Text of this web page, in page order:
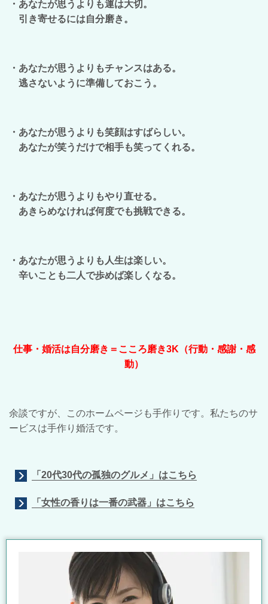
・あなたが思うよりも運は大切。
引き寄せるには自分磨き。
・あなたが思うよりもチャンスはある。
逃さないように準備しておこう。
・あなたが思うよりも笑顔はすばらしい。
あなたが笑うだけで相手も笑ってくれる。
・あなたが思うよりもやり直せる。
あきらめなければ何度でも挑戦できる。
・あなたが思うよりも人生は楽しい。
辛いことも二人で歩めば楽しくなる。
仕事・婚活は自分磨き＝こころ磨き3K（行動・感謝・感
動）
余談ですが、このホームページも手作りです。私たちのサ
ービスは手作り婚活です。
「20代30代の孤独のグルメ」はこちら
「女性の香りは一番の武器」はこちら